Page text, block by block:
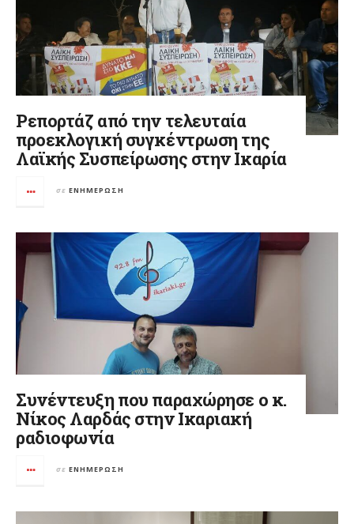
Ρεπορτάζ από την τελευταία
προεκλογική συγκέντρωση της
Λαϊκής Συσπείρωσης στην Ικαρία
σε ΕΝΗΜΈΡΩΣΗ
Συνέντευξη που παραχώρησε ο κ.
Νίκος Λαρδάς στην Ικαριακή
ραδιοφωνία
σε ΕΝΗΜΈΡΩΣΗ